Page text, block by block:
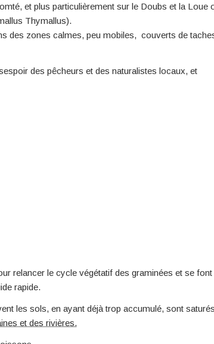
et plus particulièrement sur le Doubs et la Loue
Thymallus).
des zones calmes, peu mobiles, couverts de
des pêcheurs et des naturalistes locaux, et
relancer le cycle végétatif des graminées et se font
rapide.
les sols, en ayant déjà trop accumulé, sont
et des rivières.